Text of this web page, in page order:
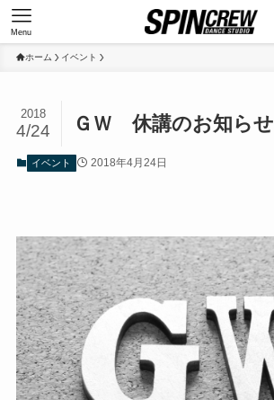
Menu
ホーム イベント
ＧＷ 休講のお知らせ
2018
4/24
イベント 2018年4月24日